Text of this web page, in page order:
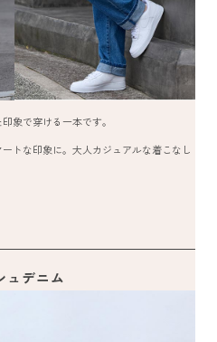
象で穿ける一本です。
トな印象に。大人カジュアルな着こなし
ュデニム